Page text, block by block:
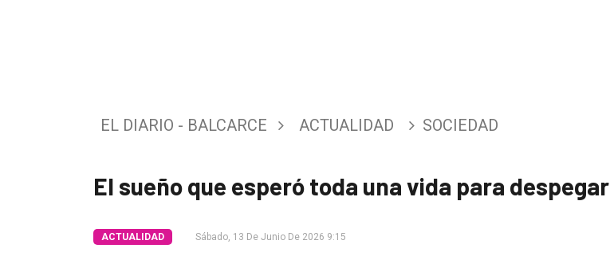
Entrevistas
EL DIARIO - BALCARCE ACTUALIDAD SOCIEDAD
El sueño que esperó toda una vida para despegar
ACTUALIDAD Sábado, 13 De Junio De 2026 9:15